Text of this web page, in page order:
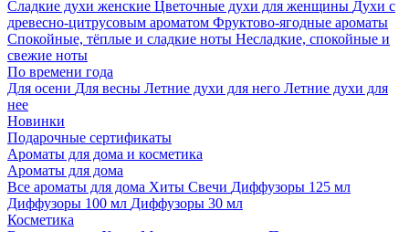
Сладкие духи женские Цветочные духи для женщины Духи с
древесно-цитрусовым ароматом Фруктово-ягодные ароматы
Спокойные, тёплые и сладкие ноты Несладкие, спокойные и
свежие ноты
По времени года
Для осени Для весны Летние духи для него Летние духи для
нее
Новинки
Подарочные сертификаты
Ароматы для дома и косметика
Ароматы для дома
Все ароматы для дома Хиты Свечи Диффузоры 125 мл
Диффузоры 100 мл Диффузоры 30 мл
Косметика